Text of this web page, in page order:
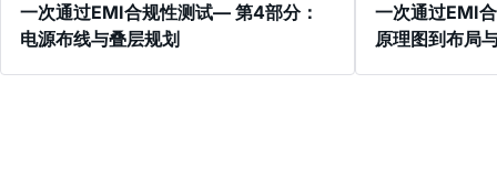
一次通过EMI合规性测试— 第4部分：
电源布线与叠层规划
一次通过EMI
原理图到布局